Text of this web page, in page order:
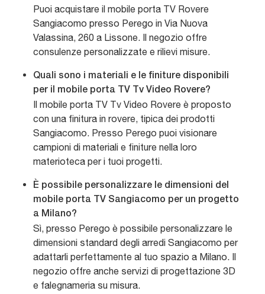
Puoi acquistare il mobile porta TV Rovere
Sangiacomo presso Perego in Via Nuova
Valassina, 260 a Lissone. Il negozio offre
consulenze personalizzate e rilievi misure.
Quali sono i materiali e le finiture disponibili
per il mobile porta TV Tv Video Rovere?
Il mobile porta TV Tv Video Rovere è proposto
con una finitura in rovere, tipica dei prodotti
Sangiacomo. Presso Perego puoi visionare
campioni di materiali e finiture nella loro
materioteca per i tuoi progetti.
È possibile personalizzare le dimensioni del
mobile porta TV Sangiacomo per un progetto
a Milano?
Sì, presso Perego è possibile personalizzare le
dimensioni standard degli arredi Sangiacomo per
adattarli perfettamente al tuo spazio a Milano. Il
negozio offre anche servizi di progettazione 3D
e falegnameria su misura.